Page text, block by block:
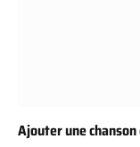
Ajouter une